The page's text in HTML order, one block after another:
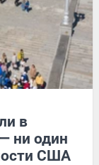
в
ни один
США